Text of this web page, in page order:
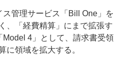
管理サービス「Bill One」を
、「経費精算」にまで拡張す
4」として、請求書受領
に領域を拡大する。